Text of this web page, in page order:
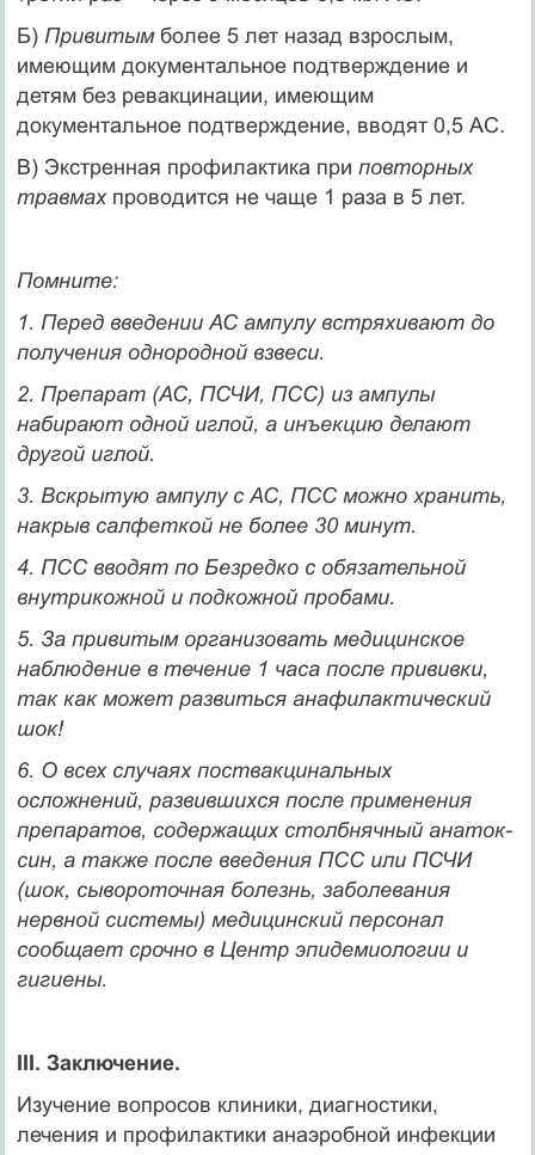
Б) Привитым более 5 лет назад взрослым,
имеющим документальное подтверждение и
детям без ревакцинации, имеющим
документальное подтверждение, вводят 0,5 АС.
В) Экстренная профилактика при повторных
травмахпроводится не чаще 1 раза в 5 лет.
Помните:
1. Перед введении АС ампулу встряхивают до
получения однородной взвеси.
2. Препарат (АС, ПСЧИ, ПСС) из ампулы
набирают одной иглой, а инъекцию делают
другой иглой.
3. Вскрытую ампулу с АС, ПСС можно хранить,
накрыв салфеткой не более 30 минут.
4. ПСС вводят по Безредко с обязательной
внутрикожной и подкожной пробами.
5. За привитым организовать медицинское
наблюдение в течение 1 часа после прививки,
так как может развиться анафилактический
шок!
6. О всех случаях поствакцинальных
осложнений, развившихся после применения
препаратов, содержащих столбнячный анаток­
син, а также после введения ПСС или ПСЧИ
(шок, сывороточная болезнь, заболевания
нервной системы) медицинский персонал
сообщает срочно в Центр эпидемиологии и
гигиены.
III. Заключение.
Изучение вопросов клиники, диагностики,
лечения и профилактики анаэробной инфекции